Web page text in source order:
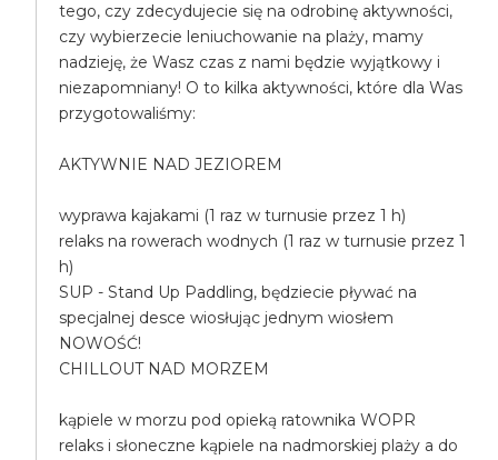
tego, czy zdecydujecie się na odrobinę aktywności,
czy wybierzecie leniuchowanie na plaży, mamy
nadzieję, że Wasz czas z nami będzie wyjątkowy i
niezapomniany! O to kilka aktywności, które dla Was
przygotowaliśmy:
AKTYWNIE NAD JEZIOREM
wyprawa kajakami (1 raz w turnusie przez 1 h)
relaks na rowerach wodnych (1 raz w turnusie przez 1
h)
SUP - Stand Up Paddling, będziecie pływać na
specjalnej desce wiosłując jednym wiosłem
NOWOŚĆ!
CHILLOUT NAD MORZEM
kąpiele w morzu pod opieką ratownika WOPR
relaks i słoneczne kąpiele na nadmorskiej plaży a do